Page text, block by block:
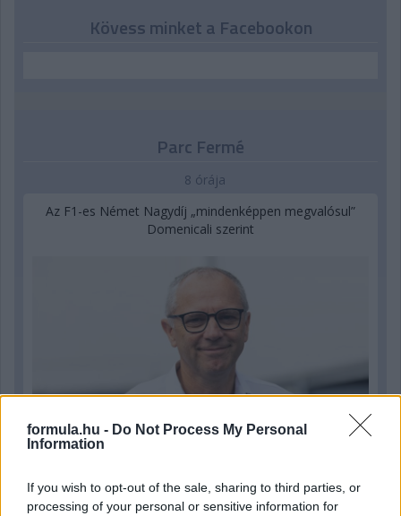
formula.hu - Do Not Process My Personal
Information
If you wish to opt-out of the sale, sharing to third parties, or
processing of your personal or sensitive information for
Kövess minket a Facebookon
Parc Fermé
8 órája
Az F1-es Német Nagydíj „mindenképpen megvalósul”
Domenicali szerint
12 órája